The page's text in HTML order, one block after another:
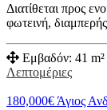
Διατίθεται προς
φωτεινή,
Εμβαδόν: 41 m²
Λεπτομέριες
180,000€ Άγιος